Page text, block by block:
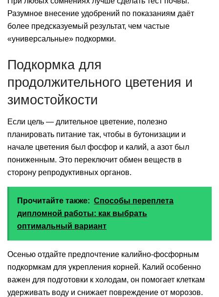
Разумное внесение удобрений по показаниям даёт
более предсказуемый результат, чем частые
«универсальные» подкормки.
Подкормка для
продолжительного цветения и
зимостойкости
Если цель — длительное цветение, полезно
планировать питание так, чтобы в бутонизации и
начале цветения был фосфор и калий, а азот был
пониженным. Это переключит обмен веществ в
сторону репродуктивных органов.
Прочитайте также: Способы переплета
дипломной работы: как выбрать
оптимальный вариант
Осенью отдайте предпочтение калийно-фосфорным
подкормкам для укрепления корней. Калий особенно
важен для подготовки к холодам, он помогает клеткам
удерживать воду и снижает повреждение от морозов.